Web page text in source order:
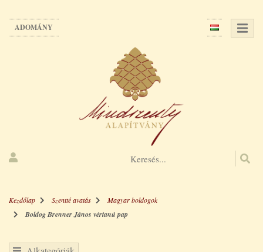
tartalomra
ADOMÁNY
Kezdőlap Szentté avatás Magyar boldogok
Boldog Brenner János vértanú pap